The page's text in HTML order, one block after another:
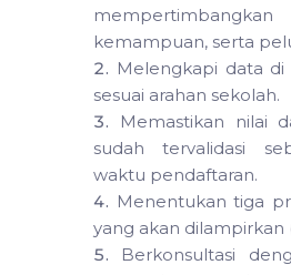
kemampuan, serta
Melengkapi data di
sesuai arahan sekolah.
Memastikan nilai
sudah tervalidasi
waktu pendaftaran.
Menentukan tiga
yang akan dilampirkan
Berkonsultasi